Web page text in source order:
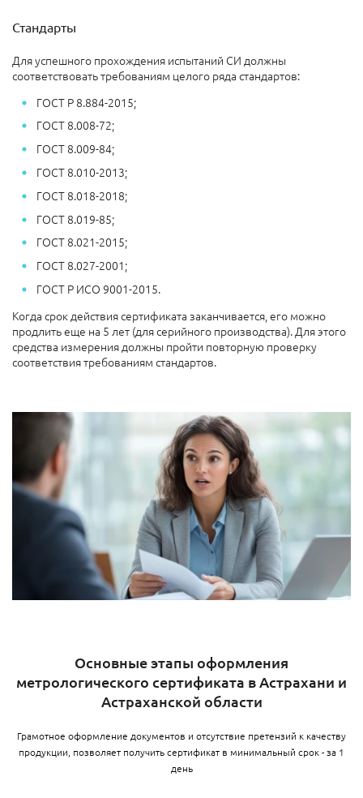
Стандарты
Для успешного прохождения испытаний СИ должны
соответствовать требованиям целого ряда стандартов:
ГОСТ Р 8.884-2015;
ГОСТ 8.008-72;
ГОСТ 8.009-84;
ГОСТ 8.010-2013;
ГОСТ 8.018-2018;
ГОСТ 8.019-85;
ГОСТ 8.021-2015;
ГОСТ 8.027-2001;
ГОСТ Р ИСО 9001-2015.
Когда срок действия сертификата заканчивается, его можно
продлить еще на 5 лет (для серийного производства). Для этого
средства измерения должны пройти повторную проверку
соответствия требованиям стандартов.
Основные этапы оформления
метрологического сертификата в Астрахани и
Астраханской области
Грамотное оформление документов и отсутствие претензий к качеству
продукции, позволяет получить сертификат в минимальный срок - за 1
день